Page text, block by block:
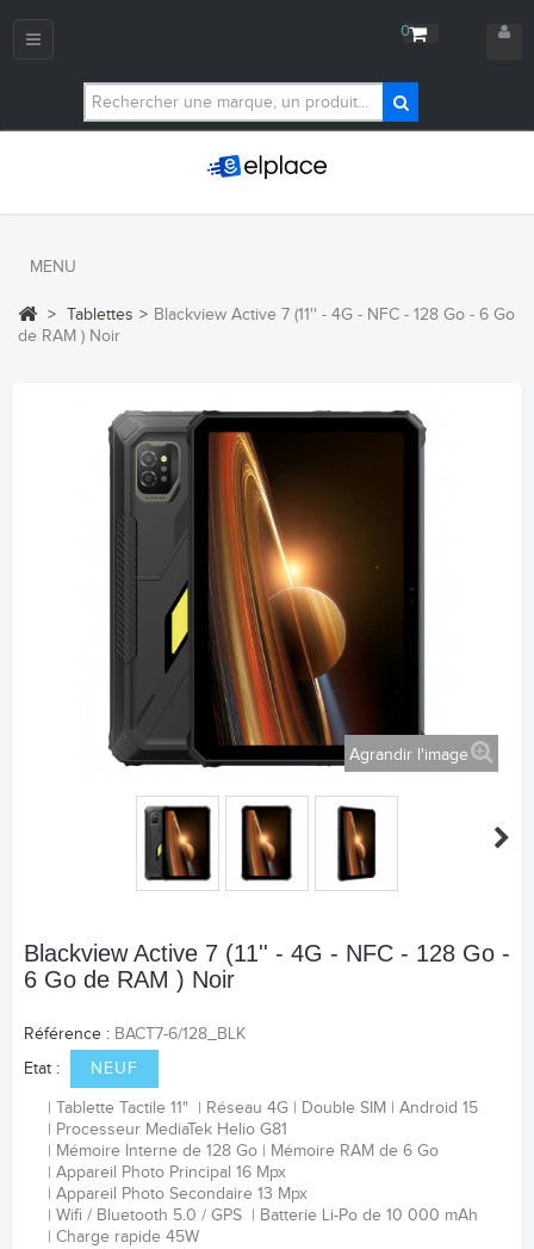
0
Navigation
MENU
> Tablettes > Blackview Active 7 (11'' - 4G - NFC - 128 Go - 6 Go
de RAM ) Noir
Agrandir l'image
Blackview Active 7 (11'' - 4G - NFC - 128 Go -
6 Go de RAM ) Noir
Référence : BACT7-6/128_BLK
Etat :
NEUF
Tablette Tactile 11" Réseau 4G Double SIM
Android 15
Processeur MediaTek Helio G81
Mémoire Interne de 128 Go
Mémoire RAM de 6 Go
Appareil Photo Principal 16 Mpx
Appareil Photo Secondaire 13 Mpx
Wifi / Bluetooth 5.0 / GPS
Batterie Li-Po de 10 000 mAh
Charge rapide 45W